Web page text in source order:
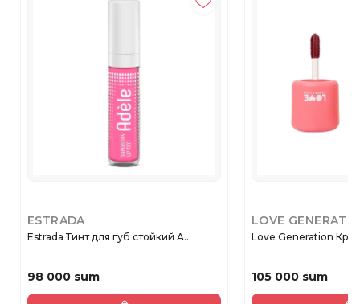
ESTRADA
Estrada Тинт для губ стойкий A...
98 000 sum
LOVE
Love Generation
105 000 sum